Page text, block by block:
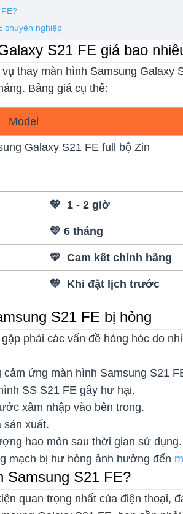
chuyên nghiệp
S21 FE giá bao
thay màn hình Samsung Galaxy
Bảng giá cụ thể:
Model
Galaxy S21 FE full bộ Zin
💛 1 - 2 giờ
💛 6 tháng
💛 Cam kết chính hãng
💛 Khi đặt lịch trước
S21 FE bị hỏng
phải các vấn đề hỏng hóc do
ứng màn hình Samsung S21
SS S21 FE gây hư hại.
xâm nhập vào bên trong.
sản xuất.
hao mòn sau thời gian sử dụng.
mạch bị hư hỏng ảnh hưởng đến
Samsung S21 FE?
quan trọng nhất của điện thoại,